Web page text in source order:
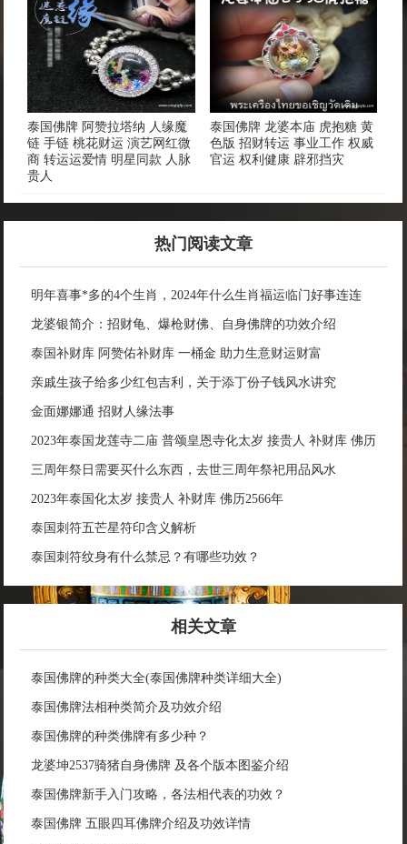
泰国佛牌 阿赞拉塔纳 人缘魔
链 手链 桃花财运 演艺网红微
商 转运运爱情 明星同款 人脉
贵人
泰国佛牌 龙婆本庙 虎抱糖 黄
色版 招财转运 事业工作 权威
官运 权利健康 辟邪挡灾
热门阅读文章
明年喜事*多的4个生肖，2024年什么生肖福运临门好事连连
龙婆银简介：招财龟、爆枪财佛、自身佛牌的功效介绍
泰国补财库 阿赞佑补财库 一桶金 助力生意财运财富
亲戚生孩子给多少红包吉利，关于添丁份子钱风水讲究
金面娜娜通 招财人缘法事
2023年泰国龙莲寺二庙 普颂皇恩寺化太岁 接贵人 补财库 佛历
2566年
三周年祭日需要买什么东西，去世三周年祭祀用品风水
2023年泰国化太岁 接贵人 补财库 佛历2566年
泰国刺符五芒星符印含义解析
泰国刺符纹身有什么禁忌？有哪些功效？
相关文章
泰国佛牌的种类大全(泰国佛牌种类详细大全)
泰国佛牌法相种类简介及功效介绍
泰国佛牌的种类佛牌有多少种？
龙婆坤2537骑猪自身佛牌 及各个版本图鉴介绍
泰国佛牌新手入门攻略，各法相代表的功效？
泰国佛牌 五眼四耳佛牌介绍及功效详情